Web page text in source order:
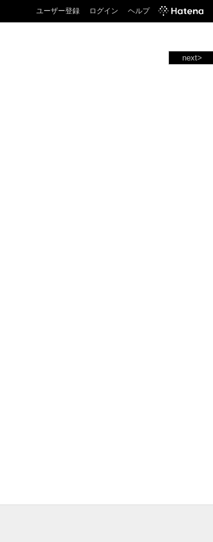
ユーザー登録 ログイン ヘルプ
next>